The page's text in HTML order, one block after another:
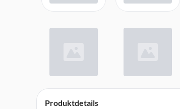
Produktdetails